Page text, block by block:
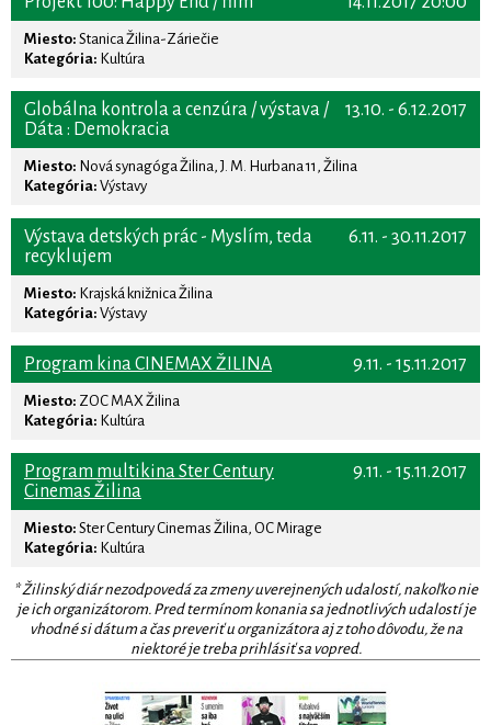
Miesto: Stanica Žilina-Záriečie
Kategória: Kultúra
13.10. - 6.12.2017
Globálna kontrola a cenzúra / výstava /
Dáta : Demokracia
Miesto: Nová synagóga Žilina, J. M. Hurbana 11, Žilina
Kategória: Výstavy
6.11. - 30.11.2017
Výstava detských prác - Myslím, teda
recyklujem
Miesto: Krajská knižnica Žilina
Kategória: Výstavy
9.11. - 15.11.2017
Program kina CINEMAX ŽILINA
Miesto: ZOC MAX Žilina
Kategória: Kultúra
9.11. - 15.11.2017
Program multikina Ster Century
Cinemas Žilina
Miesto: Ster Century Cinemas Žilina, OC Mirage
Kategória: Kultúra
* Žilinský diár nezodpovedá za zmeny uverejnených udalostí, nakoľko nie
je ich organizátorom. Pred termínom konania sa jednotlivých udalostí je
vhodné si dátum a čas preveriť u organizátora aj z toho dôvodu, že na
niektoré je treba prihlásiť sa vopred.